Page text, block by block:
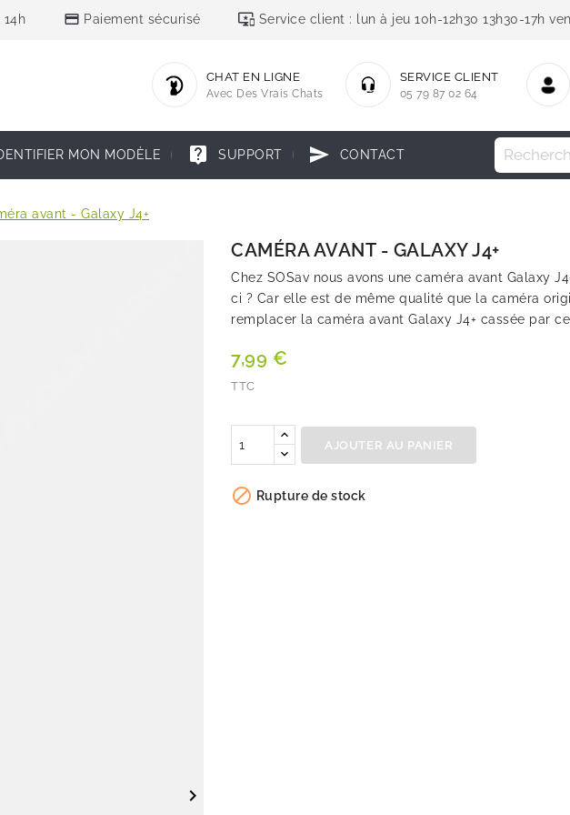
credit_card Paiement sécurisé important_devices Service client : lun à jeu 10h-12h30 13h30-17h
SERVICE CLIENT
05 79 87 02 64
CHAT EN LIGNE
Avec Des Vrais Chats
MON MODÈLE live_help SUPPORT send CONTACT
avant - Galaxy J4+

CAMÉRA AVANT - GALAXY J4+
Chez SOSav nous avons une caméra avant Galaxy
ci ? Car elle est de même qualité que la caméra
remplacer la caméra avant Galaxy J4+ cassée par
7,99 €
TTC
AJOUTER AU PANIER
 Rupture de stock